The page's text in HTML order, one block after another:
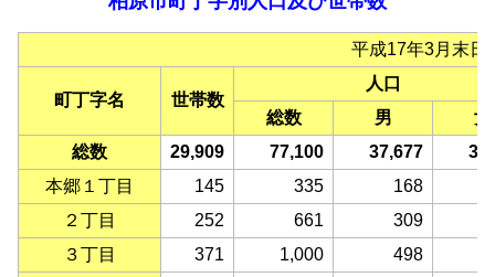
平成17年3月末日
町丁字名 世帯数
人口
総数
男
女
総数
29,909 77,100 37,677
本郷１丁目
145 335 168
２丁目
252 661 309
３丁目
371 1,000 498